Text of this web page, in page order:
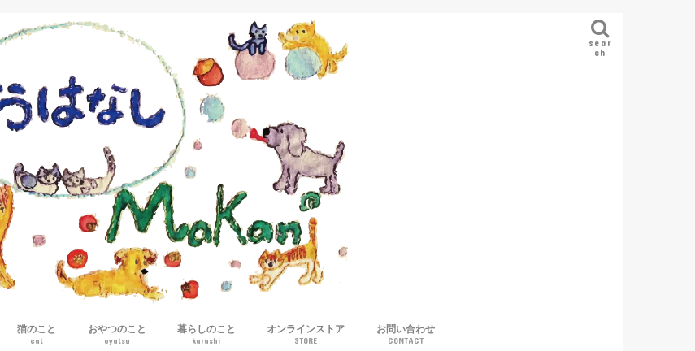
sear
ch
猫のこと
cat
おやつのこと
oyatsu
暮らしのこと
kurashi
オンラインストア
STORE
お問い合わせ
CONTACT